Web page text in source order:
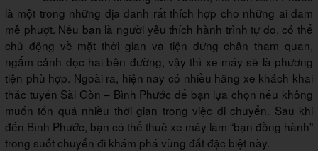
là một trong những địa danh rất thích hợp cho những ai đam
mê phượt. Nếu bạn là người yêu thích hành trình tự do, có thể
chủ động về mặt thời gian và tiện dừng chân tham quan,
ngắm cảnh dọc hai bên đường, vậy thì xe máy sẽ là phương
tiện phù hợp. Ngoài ra, hiện nay có nhiều hãng xe khách khai
thác tuyến Sài Gòn – Bình Phước để bạn lựa chọn nếu không
muốn tốn quá nhiều thời gian trong việc di chuyển. Sau khi
đến Bình Phước, bạn có thể thuê xe máy làm “bạn đồng hành”
trong suốt chuyến đi khám phá vùng đất đặc biệt này.